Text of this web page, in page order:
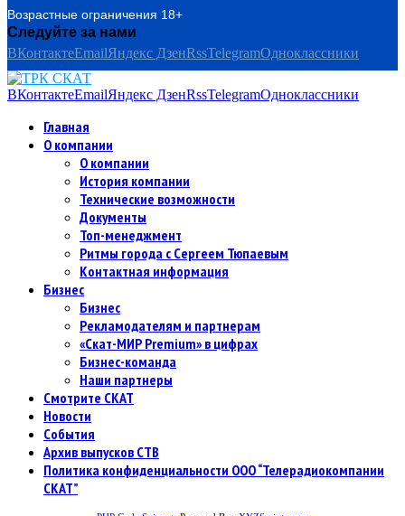
Возрастные ограничения 18+
Следуйте за нами
ВКонтактеEmailЯндекс ДзенRssTelegramОдноклассники
ВКонтактеEmailЯндекс ДзенRssTelegramОдноклассники
Главная
О компании
О компании
История компании
Технические возможности
Документы
Топ-менеджмент
Ритмы города с Сергеем Тюпаевым
Контактная информация
Бизнес
Бизнес
Рекламодателям и партнерам
«Скат-МИР Premium» в цифрах
Бизнес-команда
Наши партнеры
Смотрите СКАТ
Новости
События
Архив выпусков СТВ
Политика конфиденциальности ООО “Телерадиокомпании
СКАТ”